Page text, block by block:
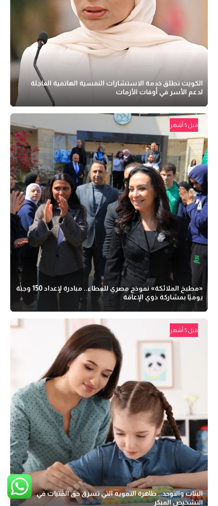
الكويت تطلق خدمة الاستشارات النفسية الهاتفية العاجلة
لدعم الأسر في أوقات الأزمات
قبل 5 أشهر
«مطبخ الملائكة» نموذج مصري للعطاء.. مبادرة لإعداد 150 وجبة
يوميًا بمشاركة ذوي الإعاقة
قبل 5 أشهر
البنات والتوحد.. ظاهرة التمويه التي تسرق حق الفتيات في
التشخيص المبكر